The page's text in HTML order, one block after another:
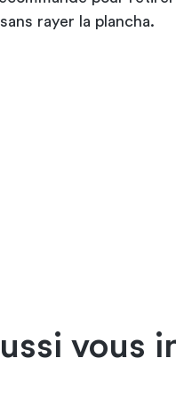
rayer la plancha.
vous